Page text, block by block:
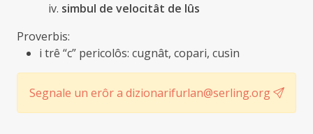
simbul de velocitât de lûs
Proverbis:
i trê “c” pericolôs: cugnât, copari, cusìn
Segnale un erôr a dizionarifurlan@serling.org